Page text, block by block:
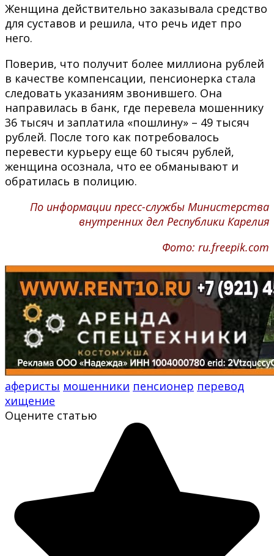
Женщина действительно заказывала средство
для суставов и решила, что речь идет про
него.
Поверив, что получит более миллиона рублей
в качестве компенсации, пенсионерка стала
следовать указаниям звонившего. Она
направилась в банк, где перевела мошеннику
36 тысяч и заплатила «пошлину» – 49 тысяч
рублей. После того как потребовалось
перевести курьеру еще 60 тысяч рублей,
женщина осознала, что ее обманывают и
обратилась в полицию.
По информации пресс-службы Министерства
внутренних дел Республики Карелия
Фото: ru.freepik.com
аферисты мошенники пенсионер перевод
хищение
Оцените статью